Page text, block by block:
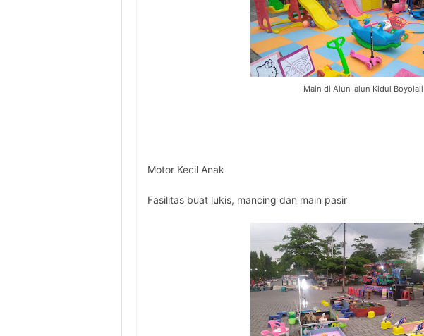
Main di Alun-alun Kidul Boyolali
Motor Kecil Anak
Fasilitas buat lukis, mancing dan main pasir